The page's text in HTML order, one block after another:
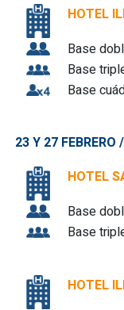
HOTEL
Base
Base
Base
23 Y 27
HOTEL
Base
Base
HOTEL